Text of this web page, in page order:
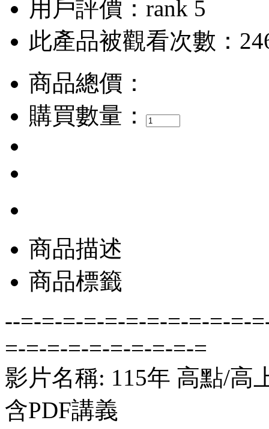
用戶評價：
此產品被觀看次數：
商品總價：
購買數量：
商品描述
商品標籤
--=-=-=-=-=-=-=-=-=-=-=-
=-=-=-=-=-=-=-=-=-=
影片名稱: 115年 高點/高
含PDF講義